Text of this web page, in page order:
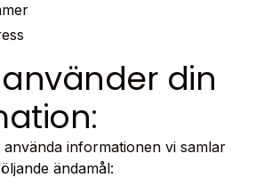
din
informationen vi samlar
ändamål: